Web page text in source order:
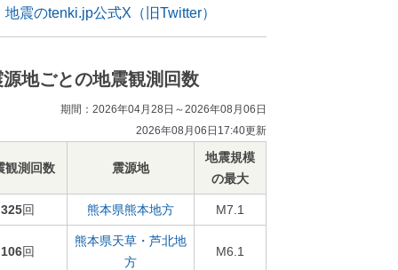
地震のtenki.jp公式X（旧Twitter）
源地ごとの地震観測回数
期間：2026年04月28日～2026年08月06日
2026年08月06日17:40更新
観測回数 震源地
地震規模
の最大
325回 熊本県熊本地方 M7.1
106回
熊本県天草・芦北地
方
M6.1